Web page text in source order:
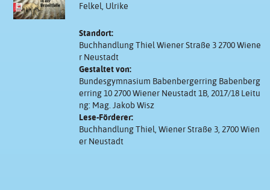
Felkel, Ulrike
Standort:
Buchhandlung Thiel Wiener Straße 3 2700 Wiene
r Neustadt
Gestaltet von:
Bundesgymnasium Babenbergerring Babenberg
erring 10 2700 Wiener Neustadt 1B, 2017/18 Leitu
ng: Mag. Jakob Wisz
Lese-Förderer:
Buchhandlung Thiel, Wiener Straße 3, 2700 Wien
er Neustadt